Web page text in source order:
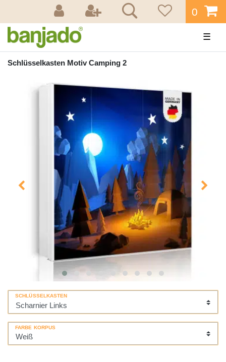
0
☰
Schlüsselkasten Motiv Camping 2
SCHLÜSSELKASTEN
FARBE KORPUS